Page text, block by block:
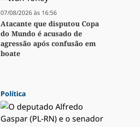
07/08/2026 às 16:56
Atacante que disputou Copa
do Mundo é acusado de
agressão após confusão em
boate
Política